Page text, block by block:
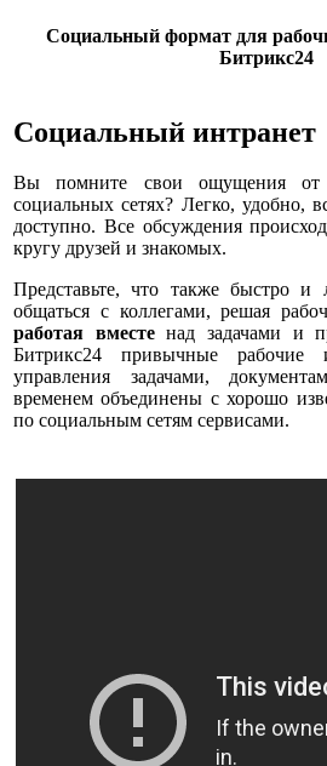
Социальный формат для
Битрикс24
Социальный интранет
Вы помните свои ощущения
социальных сетях? Легко, удобно,
доступно. Все обсуждения
кругу друзей и знакомых.
Представьте, что также быстро и
общаться с коллегами, решая
работая вместенад задачами и
Битрикс24 привычные рабочие
управления задачами,
временем объединены с хорошо
по социальным сетям сервисами.